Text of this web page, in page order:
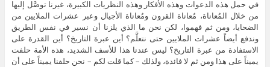
في حمل هذه الدعوات وهذه الأفكار وهذه النظريات الكبيرة، غيرنا توصَّل إليها
من خلال المُعاناة، مُعاناة القرون ومُعاناة الأجيال وعبر عشرات الملايين من
الضحايا، ومن ثم فهموا، لكن نحن ما الذي يلزنا أن نسير في نفس الطريق
وندفع أيضاً عشرات الملايين حتى نتعلَّم؟ أين عبرة التاريخ؟ أين القدرة على
الاستفادة من عبرة التاريخ؟ ليس عندنا هذا للأسف الشديد، هذه الأمة حلفت
يميناً على هذا ومن ثم لا فائدة، ولذلك – كما قلت لكم – نحن حلفنا يميناً على أن